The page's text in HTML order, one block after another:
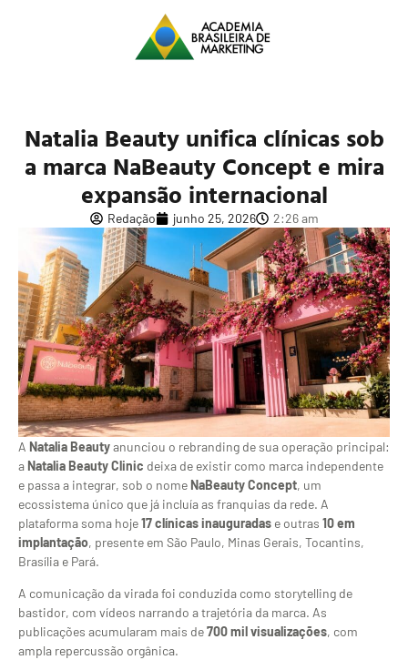
Natalia Beauty unifica clínicas sob
a marca NaBeauty Concept e mira
expansão internacional
Redação junho 25, 2026 2:26 am
A Natalia Beautyanunciou o rebranding de sua operação principal:
a Natalia Beauty Clinic deixa de existir como marca independente
e passa a integrar, sob o nome NaBeauty Concept, um
ecossistema único que já incluía as franquias da rede. A
plataforma soma hoje17 clínicas inauguradas e outras 10 em
implantação, presente em São Paulo, Minas Gerais, Tocantins,
Brasília e Pará.
A comunicação da virada foi conduzida como storytelling de
bastidor, com vídeos narrando a trajetória da marca. As
publicações acumularam mais de700 mil visualizações, com
ampla repercussão orgânica.